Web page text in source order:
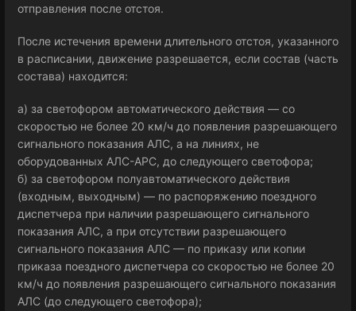
отправления после отстоя.
После истечения времени длительного отстоя, указанного
в расписании, движение разрешается, если состав (часть
состава) находится:
а) за светофором автоматического действия — со
скоростью не более 20 км/ч до появления разрешающего
сигнального показания АЛС, а на линиях, не
оборудованных АЛС-АРС, до следующего светофора;
б) за светофором полуавтоматического действия
(входным, выходным) — по распоряжению поездного
диспетчера при наличии разрешающего сигнального
показания АЛС, а при отсутствии разрешающего
сигнального показания АЛС — по приказу или копии
приказа поездного диспетчера со скоростью не более 20
км/ч до появления разрешающего сигнального показания
АЛС (до следующего светофора);